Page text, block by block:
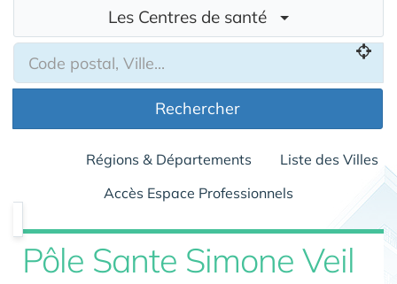
Les Centres de santé
Rechercher
Régions & Départements
Liste des Villes
Accès Espace Professionnels
Pôle Sante Simone Veil